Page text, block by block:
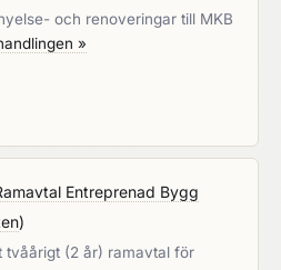
och renoveringar till MKB
»
Entreprenad Bygg
)
tvåårigt (2 år) ramavtal för